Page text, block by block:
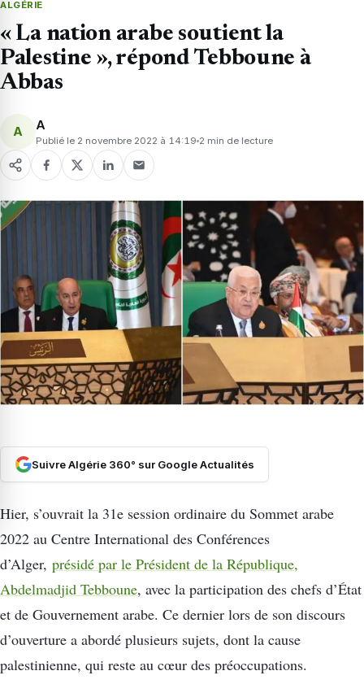
ALGÉRIE
« La nation arabe soutient la
Palestine », répond Tebboune à
Abbas
A A
Publié le 2 novembre 2022 à 14:19 2 min de lecture
Suivre Algérie 360° sur Google Actualités
Hier, s’ouvrait la 31e session ordinaire du Sommet arabe
2022 au Centre International des Conférences
d’Alger, présidé par le Président de la République,
Abdelmadjid Tebboune, avec la participation des chefs d’État
et de Gouvernement arabe. Ce dernier lors de son discours
d’ouverture a abordé plusieurs sujets, dont la cause
palestinienne, qui reste au cœur des préoccupations.